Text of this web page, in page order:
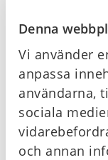
Denna
Vi använder
anpassa
användarna,
sociala
och annan
Brandskylt
Från
125 kr